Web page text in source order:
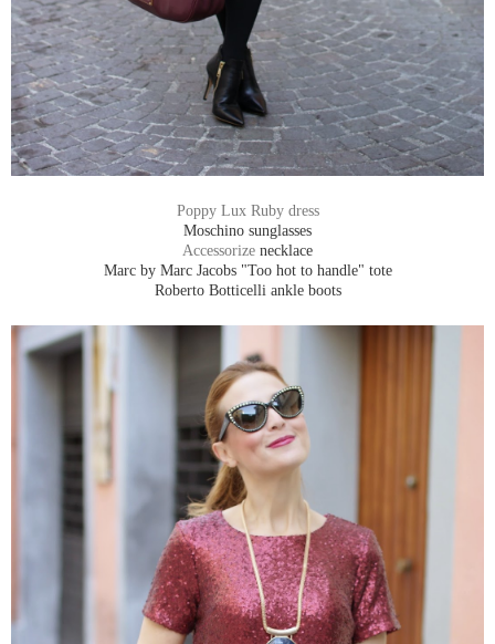
Poppy Lux Ruby dress
Moschino sunglasses
Accessorize necklace
Marc by Marc Jacobs "Too hot to handle" tote
Roberto Botticelli ankle boots